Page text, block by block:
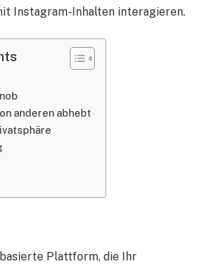
Instagram-Inhalten interagieren.
anderen abhebt
Plattform, die Ihr